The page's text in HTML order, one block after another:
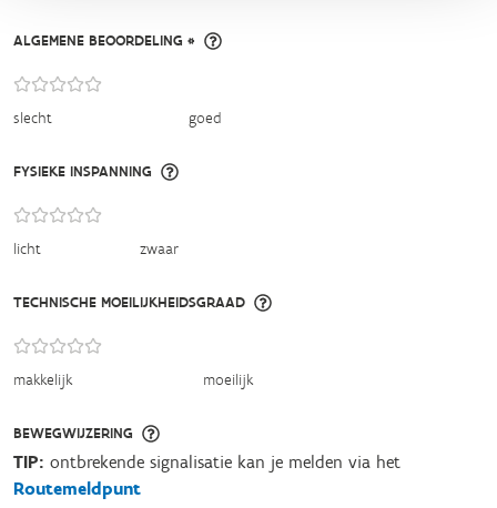
ALGEMENE BEOORDELING *
slecht goed
FYSIEKE INSPANNING
licht zwaar
TECHNISCHE MOEILIJKHEIDSGRAAD
makkelijk moeilijk
BEWEGWIJZERING
TIP: ontbrekende signalisatie kan je melden via het
Routemeldpunt